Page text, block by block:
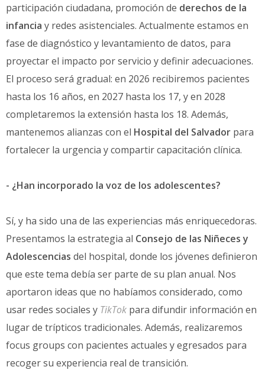
participación ciudadana, promoción de derechos de la
infancia y redes asistenciales. Actualmente estamos en
fase de diagnóstico y levantamiento de datos, para
proyectar el impacto por servicio y definir adecuaciones.
El proceso será gradual: en 2026 recibiremos pacientes
hasta los 16 años, en 2027 hasta los 17, y en 2028
completaremos la extensión hasta los 18. Además,
mantenemos alianzas con el Hospital del Salvador para
fortalecer la urgencia y compartir capacitación clínica.
- ¿Han incorporado la voz de los adolescentes?
Sí, y ha sido una de las experiencias más enriquecedoras.
Presentamos la estrategia al Consejo de las Niñeces y
Adolescencias del hospital, donde los jóvenes definieron
que este tema debía ser parte de su plan anual. Nos
aportaron ideas que no habíamos considerado, como
usar redes sociales y TikTok para difundir información en
lugar de trípticos tradicionales. Además, realizaremos
focus groups con pacientes actuales y egresados para
recoger su experiencia real de transición.